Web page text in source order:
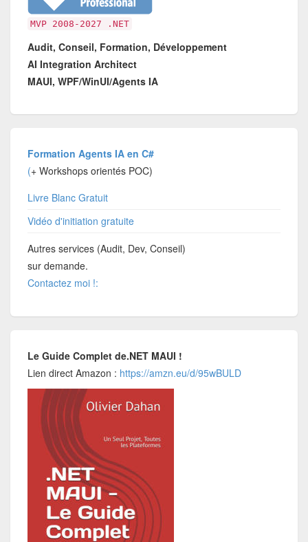
MVP 2008-2027 .NET
Audit, Conseil, Formation, Développement
AI Integration Architect
MAUI, WPF/WinUI/Agents IA
Formation Agents IA en C#
(+ Workshops orientés POC)
Livre Blanc Gratuit
Vidéo d'initiation gratuite
Autres services (Audit, Dev, Conseil)
sur demande.
Contactez moi !:
Le Guide Complet de.NET MAUI !
Lien direct Amazon : https://amzn.eu/d/95wBULD